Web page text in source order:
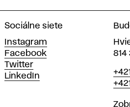
Sociálne siete
Instagram
Facebook
Twitter
LinkedIn
814